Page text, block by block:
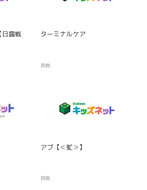
日露戦
ターミナルケア
辞典
アブ【＜虻＞】
辞典